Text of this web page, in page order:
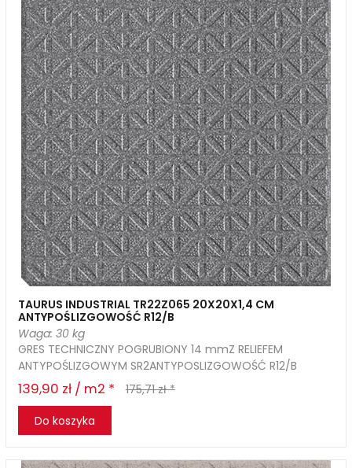
TAURUS INDUSTRIAL TR22Z065 20X20X1,4 CM
ANTYPOŚLIZGOWOŚĆ R12/B
Waga: 30 kg
GRES TECHNICZNY POGRUBIONY 14 mmZ RELIEFEM
ANTYPOŚLIZGOWYM SR2ANTYPOSLIZGOWOŚĆ R12/B
139,90 zł / m2 *
175,71 zł *
Do koszyka